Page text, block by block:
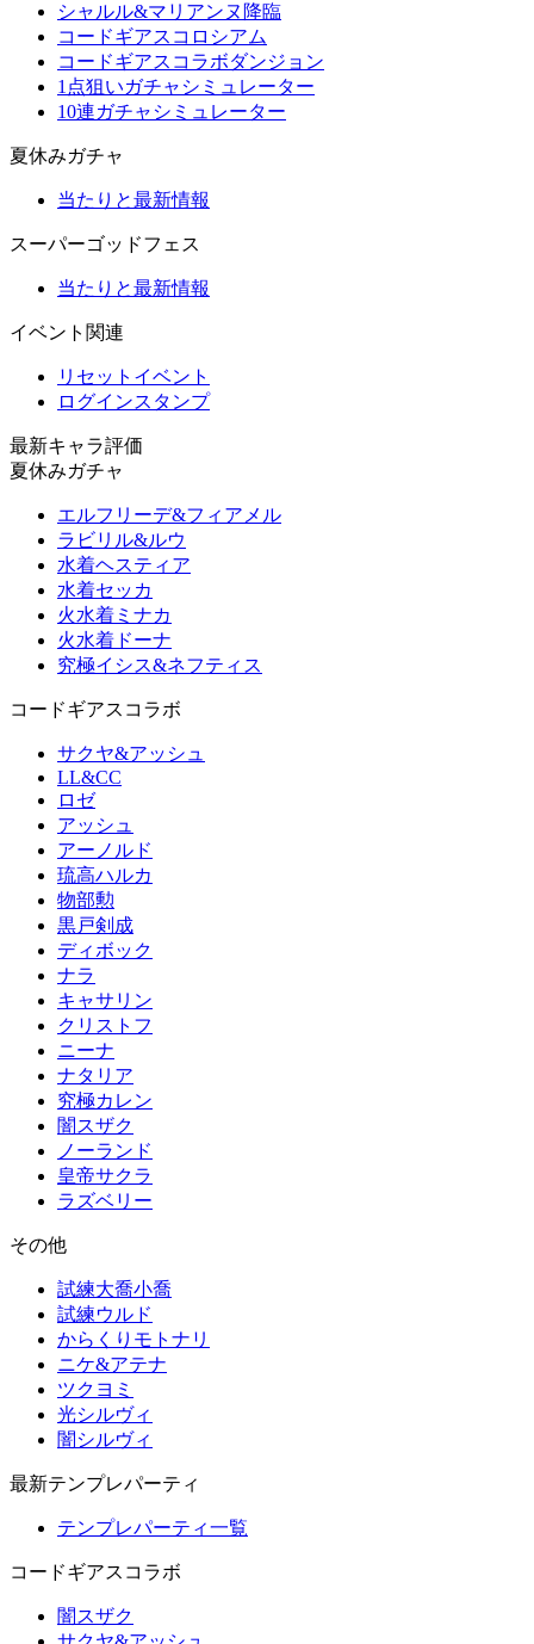
シャルル&マリアンヌ降臨
コードギアスコロシアム
コードギアスコラボダンジョン
1点狙いガチャシミュレーター
10連ガチャシミュレーター
夏休みガチャ
当たりと最新情報
スーパーゴッドフェス
当たりと最新情報
イベント関連
リセットイベント
ログインスタンプ
最新キャラ評価
夏休みガチャ
エルフリーデ&フィアメル
ラビリル&ルウ
水着ヘスティア
水着セッカ
火水着ミナカ
火水着ドーナ
究極イシス&ネフティス
コードギアスコラボ
サクヤ&アッシュ
LL&CC
ロゼ
アッシュ
アーノルド
琉高ハルカ
物部勲
黒戸剣成
ディボック
ナラ
キャサリン
クリストフ
ニーナ
ナタリア
究極カレン
闇スザク
ノーランド
皇帝サクラ
ラズベリー
その他
試練大喬小喬
試練ウルド
からくりモトナリ
ニケ&アテナ
ツクヨミ
光シルヴィ
闇シルヴィ
最新テンプレパーティ
テンプレパーティ一覧
コードギアスコラボ
闇スザク